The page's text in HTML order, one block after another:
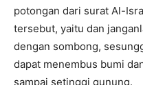
potongan dari surat Al-
tersebut, yaitu dan
dengan sombong,
dapat menembus bumi
sampai setinggi gunung.